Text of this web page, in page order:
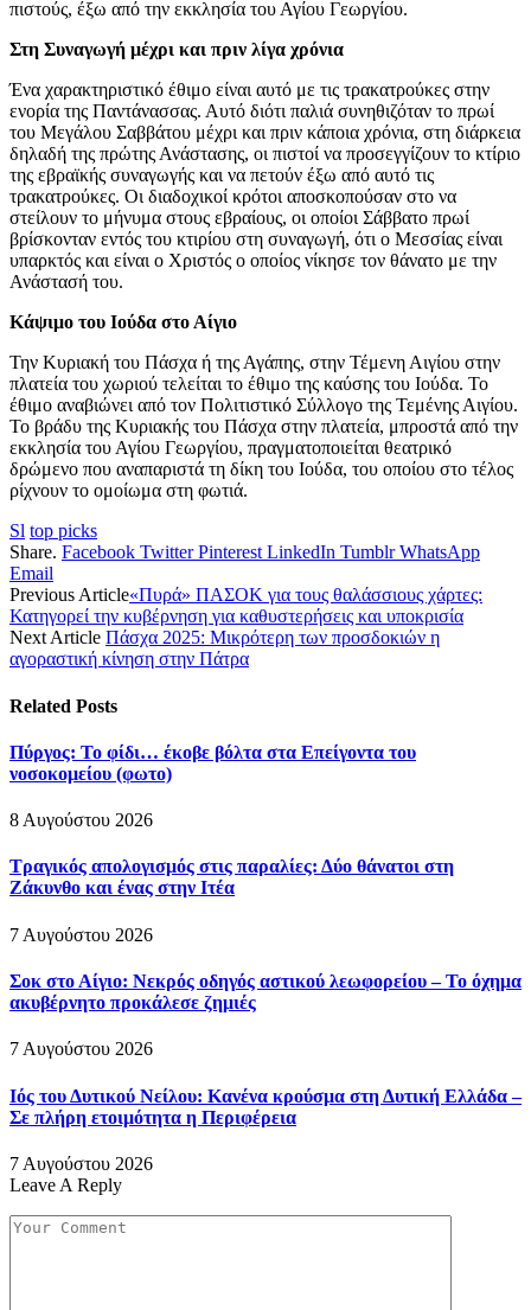
πιστούς, έξω από την εκκλησία του Αγίου Γεωργίου.
Στη Συναγωγή μέχρι και πριν λίγα χρόνια
Ένα χαρακτηριστικό έθιμο είναι αυτό με τις τρακατρούκες στην
ενορία της Παντάνασσας. Αυτό διότι παλιά συνηθιζόταν το πρωί
του Μεγάλου Σαββάτου μέχρι και πριν κάποια χρόνια, στη διάρκεια
δηλαδή της πρώτης Ανάστασης, οι πιστοί να προσεγγίζουν το κτίριο
της εβραϊκής συναγωγής και να πετούν έξω από αυτό τις
τρακατρούκες. Οι διαδοχικοί κρότοι αποσκοπούσαν στο να
στείλουν το μήνυμα στους εβραίους, οι οποίοι Σάββατο πρωί
βρίσκονταν εντός του κτιρίου στη συναγωγή, ότι ο Μεσσίας είναι
υπαρκτός και είναι ο Χριστός ο οποίος νίκησε τον θάνατο με την
Ανάστασή του.
Κάψιμο του Ιούδα στο Αίγιο
Την Κυριακή του Πάσχα ή της Αγάπης, στην Τέμενη Αιγίου στην
πλατεία του χωριού τελείται το έθιμο της καύσης του Ιούδα. Το
έθιμο αναβιώνει από τον Πολιτιστικό Σύλλογο της Τεμένης Αιγίου.
Το βράδυ της Κυριακής του Πάσχα στην πλατεία, μπροστά από την
εκκλησία του Αγίου Γεωργίου, πραγματοποιείται θεατρικό
δρώμενο που αναπαριστά τη δίκη του Ιούδα, του οποίου στο τέλος
ρίχνουν το ομοίωμα στη φωτιά.
Sl top picks
Share. Facebook Twitter Pinterest LinkedIn Tumblr WhatsApp
Email
Previous Article«Πυρά» ΠΑΣΟΚ για τους θαλάσσιους χάρτες:
Κατηγορεί την κυβέρνηση για καθυστερήσεις και υποκρισία
Next Article Πάσχα 2025: Μικρότερη των προσδοκιών η
αγοραστική κίνηση στην Πάτρα
Related Posts
Πύργος: Το φίδι… έκοβε βόλτα στα Επείγοντα του
νοσοκομείου (φωτο)
8 Αυγούστου 2026
Τραγικός απολογισμός στις παραλίες: Δύο θάνατοι στη
Ζάκυνθο και ένας στην Ιτέα
7 Αυγούστου 2026
Σοκ στο Αίγιο: Νεκρός οδηγός αστικού λεωφορείου – Το όχημα
ακυβέρνητο προκάλεσε ζημιές
7 Αυγούστου 2026
Ιός του Δυτικού Νείλου: Κανένα κρούσμα στη Δυτική Ελλάδα –
Σε πλήρη ετοιμότητα η Περιφέρεια
7 Αυγούστου 2026
Leave A Reply